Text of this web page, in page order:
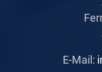
E-Mail: